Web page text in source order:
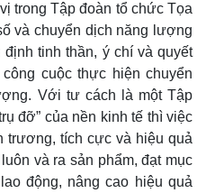
trong Tập đoàn tổ chức Tọa
và chuyển dịch năng lượng
tinh thần, ý chí và quyết
cuộc thực hiện chuyển
Với tư cách là một Tập
đỡ” của nền kinh tế thì việc
trương, tích cực và hiệu quả
và ra sản phẩm, đạt mục
động, nâng cao hiệu quả